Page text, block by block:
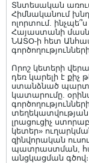
Տնտեսական
Հիմնականում
ոլորտում.
Հայաստանի
ՆԱՏՕ-ի հետ
Որոշ կետերի
դեռ կարելի է
ստանձնած
կատարումը.
լրացուցիչ
կետեր»
զինվորական
պատրաստման,
անցկացման գծով։